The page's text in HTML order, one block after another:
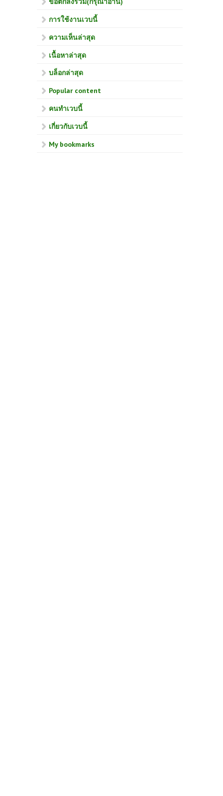
การใช้งานเวบนี้
ความเห็นล่าสุด
เนื้อหาล่าสุด
บล็อกล่าสุด
Popular content
คนทำเวบนี้
เกี่ยวกับเวบนี้
My bookmarks